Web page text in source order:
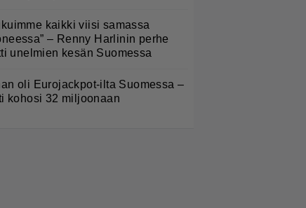
kaikki viisi samassa
– Renny Harlinin perhe
unelmien kesän Suomessa
oli Eurojackpot-ilta Suomessa –
kohosi 32 miljoonaan